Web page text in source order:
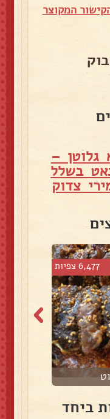
המקוצר
גלוטן –
בשלל
צדוק
6,477 צפיות
ביחד